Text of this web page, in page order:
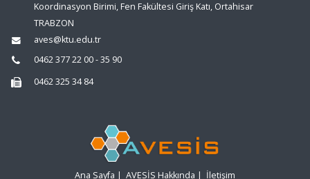
Koordinasyon Birimi, Fen Fakültesi Giriş Katı, Ortahisar
TRABZON
aves@ktu.edu.tr
0462 377 22 00 - 35 90
0462 325 34 84
Ana Sayfa | AVESİS Hakkında | İletişim